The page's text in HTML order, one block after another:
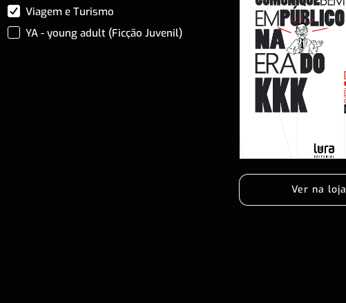
Viagem e Turismo
YA - young adult (Ficção Juvenil)
Ver na loja